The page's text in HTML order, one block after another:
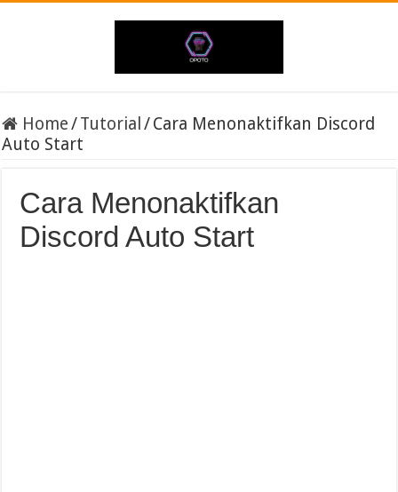
Home/Tutorial /Cara Menonaktifkan Discord
Auto Start
Cara Menonaktifkan
Discord Auto Start